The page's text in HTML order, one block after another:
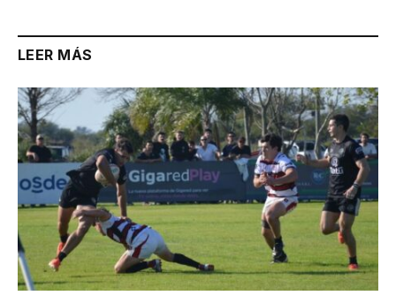
LEER MÁS